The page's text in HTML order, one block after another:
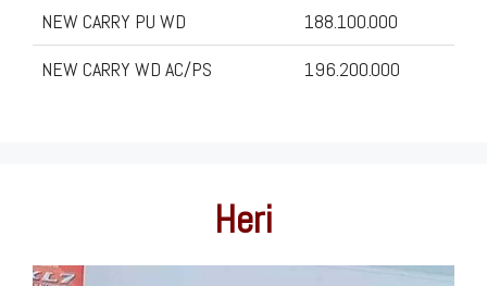
NEW CARRY PU WD
188.100.000
NEW CARRY WD AC/PS
196.200.000
Heri